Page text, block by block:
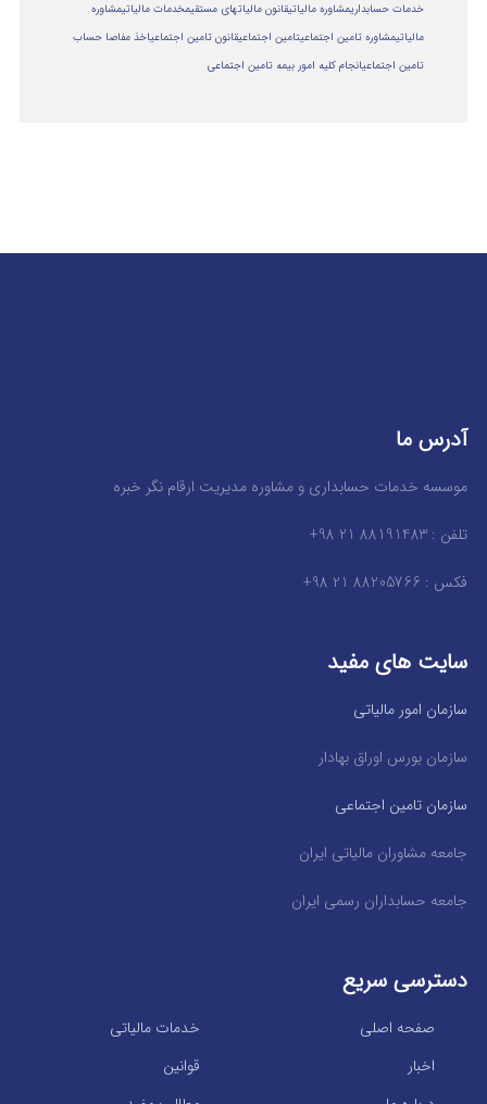
خدمات حسابداریمشاوره مالیاتیقانون مالیاتهای مستقیمخدمات مالیاتیمشاوره
مالياتيمشاوره تامین اجتماعیتامین اجتماعیقانون تامین اجتماعیاخذ مفاصا حساب
تامین اجتماعیانجام کلیه امور بیمه تامین اجتماعی
آدرس ما
موسسه خدمات حسابداری و مشاوره مدیریت ارقام نگر خبره
تلفن : 88191483 21 98+
فکس : 88205766 21 98+
سایت های مفید
سازمان امور مالیاتی
سازمان بورس اوراق بهادار
سازمان تامین اجتماعی
جامعه مشاوران مالیاتی ایران
جامعه حسابداران رسمی ایران
دسترسی سریع
خدمات مالیاتی
صفحه اصلی
قوانین
اخبار